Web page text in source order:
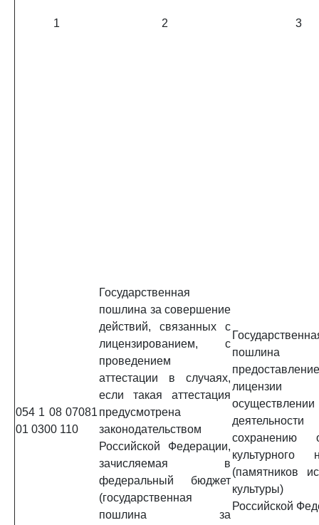
1 2 3
054 1 08 07081
01 0300 110
Государственная
пошлина за совершение
действий, связанных с
лицензированием, с
проведением
аттестации в случаях,
если такая аттестация
предусмотрена
законодательством
Российской Федерации,
зачисляемая в
федеральный бюджет
(государственная
пошлина за
предоставление
осуществлении
сохранению
культурного
(памятников
культуры)
Российской